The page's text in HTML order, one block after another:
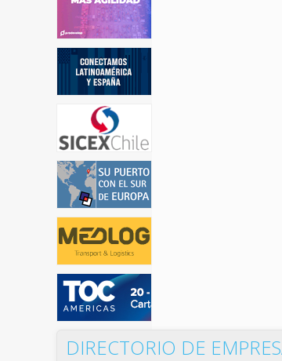
DIRECTORIO DE